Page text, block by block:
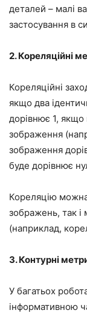
деталей – малі
застосування в
2. Кореляційні
Кореляційні
якщо два
дорівнює 1, якщо
зображення
зображення
буде дорівнює
Кореляцію
зображень, так
(наприклад,
3. Контурні
У багатьох
інформативною